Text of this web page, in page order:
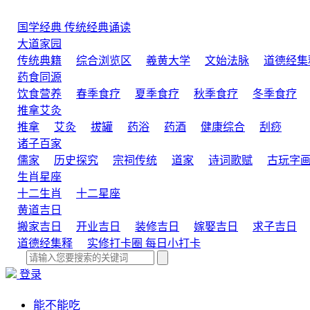
国学经典 传统经典诵读
大道家园
传统典籍
综合浏览区 羲黄大学 文始法脉
道德经集
药食同源
饮食营养
春季食疗 夏季食疗 秋季食疗 冬季食疗
推拿艾灸
推拿
艾灸 拔罐 药浴 药酒 健康综合
刮痧
诸子百家
儒家
历史探究 宗祠传统 道家 诗词歌赋 古玩字画
生肖星座
十二生肖
十二星座
黄道吉日
搬家吉日
开业吉日 装修吉日 嫁娶吉日
求子吉日
道德经集释
实修打卡圈 每日小打卡
登录
能不能吃